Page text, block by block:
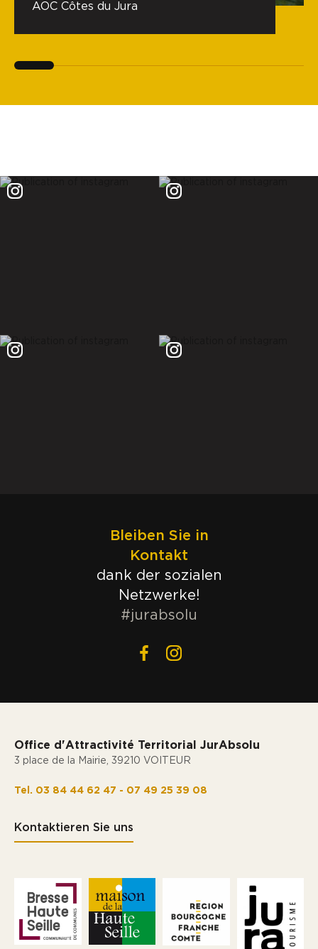
AOC Côtes du Jura
Bleiben Sie in
Kontakt
dank der sozialen
Netzwerke!
#jurabsolu
Office d'Attractivité Territorial JurAbsolu
3 place de la Mairie, 39210 VOITEUR
Tel. 03 84 44 62 47 - 07 49 25 39 08
Kontaktieren Sie uns